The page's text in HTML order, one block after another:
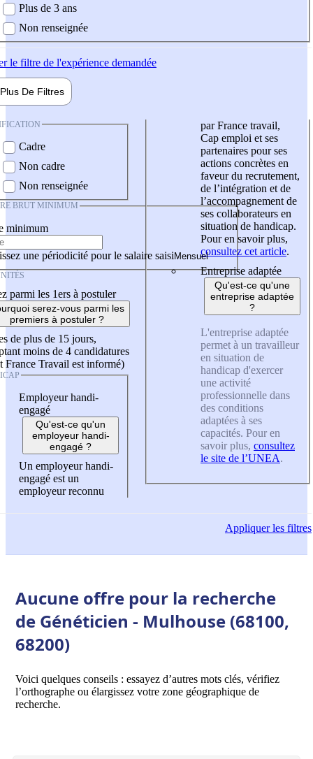
Plus de 3 ans
Non renseignée
le filtre de l'expérience demandée
Plus De Filtres
Cadre
Non cadre
Non renseignée
BRUT MINIMUM
minimum
une périodicité pour le salaire saisi
parmi les 1ers à postuler
serez-vous parmi les
premiers à postuler ?
de plus de 15 jours,
moins de 4 candidatures
France Travail est informé)
Employeur handi-
engagé
Qu'est-ce qu'un
employeur handi-
engagé ?
Un employeur handi-
engagé est un
employeur reconnu
par France travail,
Cap emploi et ses
partenaires pour ses
actions concrètes en
faveur du recrutement,
de l’intégration et de
l’accompagnement de
ses collaborateurs en
situation de handicap.
Pour en savoir plus,
consultez cet article.
Entreprise adaptée
Qu'est-ce qu'une
entreprise adaptée
?
L'entreprise adaptée
permet à un travailleur
en situation de
handicap d'exercer
une activité
professionnelle dans
des conditions
adaptées à ses
capacités. Pour en
savoir plus, consultez
le site de l’UNEA.
Appliquerles filtres
Aucune offre pour la recherche
de Généticien - Mulhouse (68100,
68200)
Voici quelques conseils : essayez d’autres mots clés, vérifiez
l’orthographe ou élargissez votre zone géographique de
recherche.